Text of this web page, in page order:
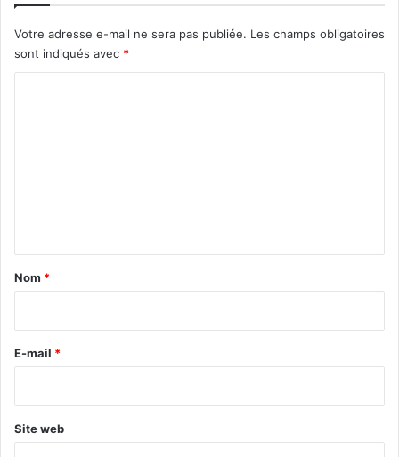
Votre adresse e-mail ne sera pas publiée. Les champs obligatoires
sont indiqués avec *
a
e
Nom *
E-mail *
Site web